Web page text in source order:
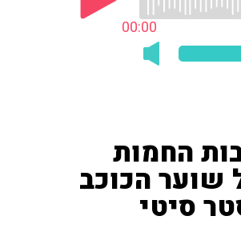
00:00
התגובות החמות
שוער הכוכב
סיטי